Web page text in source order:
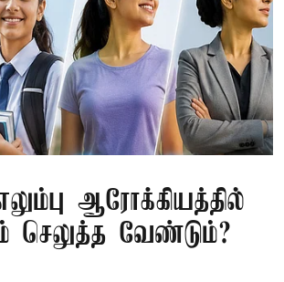
ஆரோக்கியத்தில்
வேண்டும்?